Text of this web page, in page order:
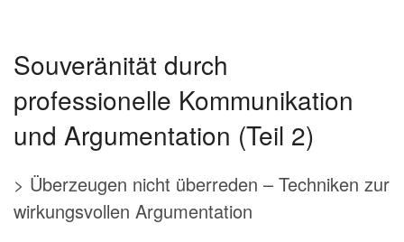
Souveränität durch
professionelle Kommunikation
und Argumentation (Teil 2)
> Überzeugen nicht überreden – Techniken zur
wirkungsvollen Argumentation